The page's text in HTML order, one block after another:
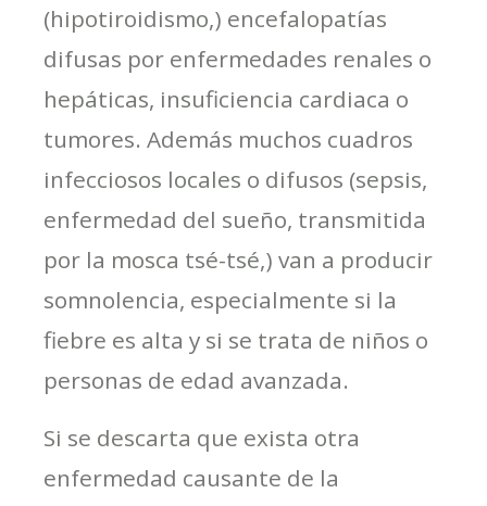
(hipotiroidismo,) encefalopatías
difusas por enfermedades renales o
hepáticas, insuficiencia cardiaca o
tumores. Además muchos cuadros
infecciosos locales o difusos (sepsis,
enfermedad del sueño, transmitida
por la mosca tsé-tsé,) van a producir
somnolencia, especialmente si la
fiebre es alta y si se trata de niños o
personas de edad avanzada.
Si se descarta que exista otra
enfermedad causante de la